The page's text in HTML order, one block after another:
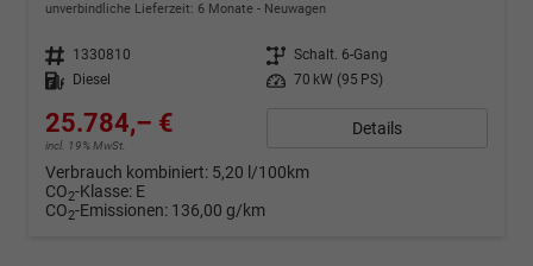
unverbindliche Lieferzeit: 6 Monate Neuwagen
Fahrzeugnr. 1330810 Getriebe Schalt. 6-Gang
Kraftstoff
Diesel Leistung 70 kW (95 PS)
25.784,– €
incl. 19% MwSt.
Details
Verbrauch kombiniert: 5,20 l/100km
CO2-Klasse: E
CO2-Emissionen: 136,00 g/km